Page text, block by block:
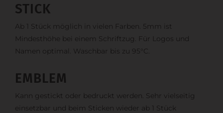
STICK
Ab 1 Stück möglich in vielen Farben. 5mm ist
Mindesthöhe bei einem Schriftzug. Für Logos und
Namen optimal. Waschbar bis zu 95°C.
EMBLEM
Kann gestickt oder bedruckt werden. Sehr vielseitig
einsetzbar und beim Sticken wieder ab 1 Stück